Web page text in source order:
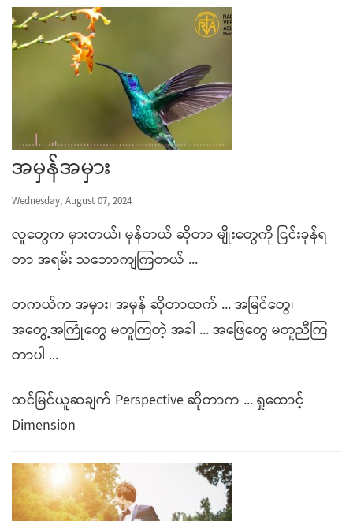
အမှန်အမှား
Wednesday, August 07, 2024
လူတွေက မှားတယ်၊ မှန်တယ် ဆိုတာ မျိုးတွေကို ငြင်းခုန်ရ
တာ အရမ်း သဘောကျကြတယ် ...
တကယ်က အမှား၊ အမှန် ဆိုတာထက် ... အမြင်တွေ၊
အတွေ့အကြုံတွေ မတူကြတဲ့ အခါ ... အဖြေတွေ မတူညီကြ
တာပါ ...
ထင်မြင်ယူဆချက် Perspective ဆိုတာက ... ရှုထောင့်
Dimension